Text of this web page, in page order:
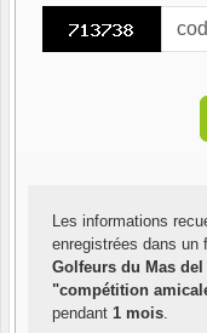
Les informations
enregistrées dans un
Golfeurs du Mas del
"compétition
pendant 1 mois